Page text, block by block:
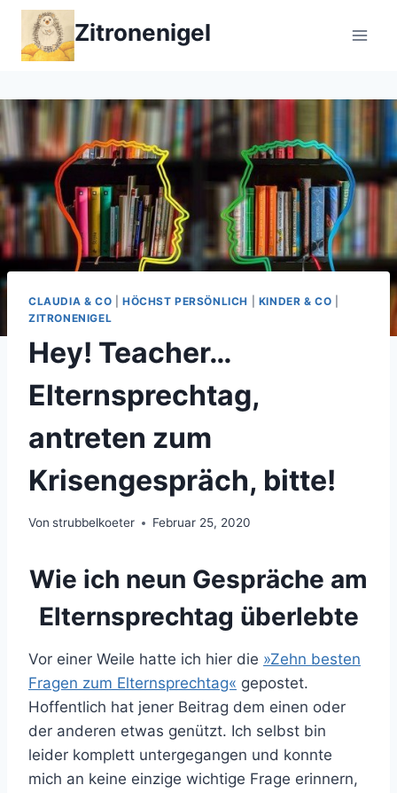
Zum
Inhalt
springen
Zitronenigel
CLAUDIA & CO HÖCHST PERSÖNLICH KINDER & CO
ZITRONENIGEL
Hey! Teacher…
Elternsprechtag,
antreten zum
Krisengespräch, bitte!
Von strubbelkoeter Februar 25, 2020
Wie ich neun Gespräche am
Elternsprechtag überlebte
Vor einer Weile hatte ich hier die »Zehn besten
Fragen zum Elternsprechtag« gepostet.
Hoffentlich hat jener Beitrag dem einen oder
der anderen etwas genützt. Ich selbst bin
leider komplett untergegangen und konnte
mich an keine einzige wichtige Frage erinnern,